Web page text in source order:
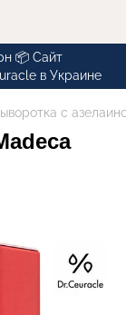
📦 Сайт
в Украине
с